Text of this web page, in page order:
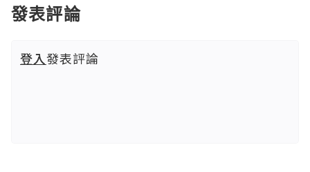
發表評論
登入發表評論